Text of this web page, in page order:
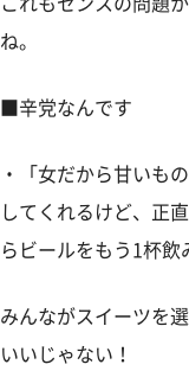
ね。
■辛党なんです
・「女だから甘いも
してくれるけど、正
らビールをもう1杯飲
みんながスイーツを
いいじゃない！